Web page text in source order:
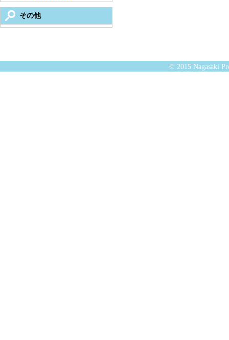
その他
© 2015 Nagasaki